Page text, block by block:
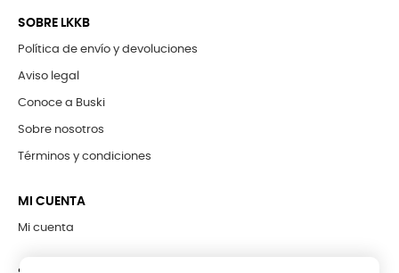
SOBRE LKKB
Política de envío y devoluciones
Aviso legal
Conoce a Buski
Sobre nosotros
Términos y condiciones
MI CUENTA
Mi cuenta